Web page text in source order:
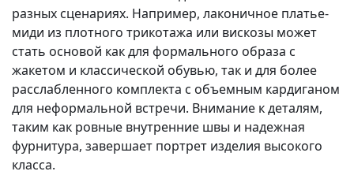
разных сценариях. Например, лаконичное платье-
миди из плотного трикотажа или вискозы может
стать основой как для формального образа с
жакетом и классической обувью, так и для более
расслабленного комплекта с объемным кардиганом
для неформальной встречи. Внимание к деталям,
таким как ровные внутренние швы и надежная
фурнитура, завершает портрет изделия высокого
класса.